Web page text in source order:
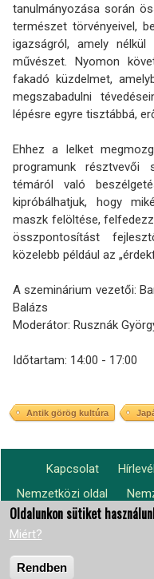
tanulmányozása során
természet törvényeivel,
igazságról, amely
művészet. Nyomon
fakadó küzdelmet,
megszabadulni
lépésre egyre tisztábbá,
Ehhez a lelket
programunk
témáról való
kipróbálhatjuk, hogy
maszk felöltése,
összpontosítást
közelebb például az
A szeminárium vezetői:
Balázs
Moderátor: Rusznák
Időtartam: 14:00 - 17:00
Antik görög kultúra
Footer
menu
Kapcsolat Hírlevél
Lábléc2
Nemzetközi oldal
világszerte
Oldalunkon sütiket
Miért?
Rendben